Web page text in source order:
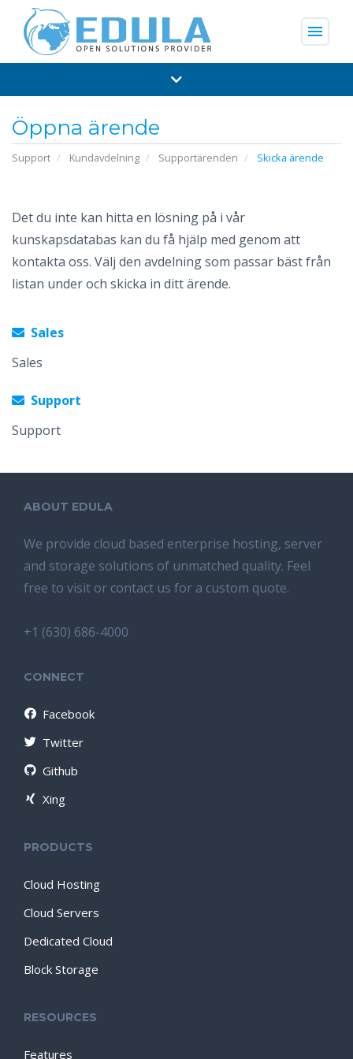
menu
Öppna ärende
Support Kundavdelning Supportärenden Skicka ärende
Det du inte kan hitta en lösning på i vår
kunskapsdatabas kan du få hjälp med genom att
kontakta oss. Välj den avdelning som passar bäst från
listan under och skicka in ditt ärende.
Sales
Sales
Support
Support
ABOUT EDULA
We provide cloud based enterprise hosting, server
and storage solutions of unmatched quality. Feel
free to visit or contact us for a custom quote.
+1 (630) 686-4000
CONNECT
Facebook
Twitter
Github
Xing
PRODUCTS
Cloud Hosting
Cloud Servers
Dedicated Cloud
Block Storage
RESOURCES
Features